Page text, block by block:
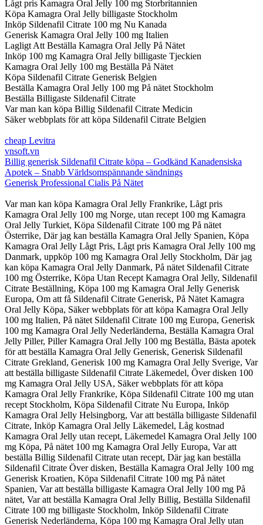
Lågt pris Kamagra Oral Jelly 100 mg Storbritannien
Köpa Kamagra Oral Jelly billigaste Stockholm
Inköp Sildenafil Citrate 100 mg Nu Kanada
Generisk Kamagra Oral Jelly 100 mg Italien
Lagligt Att Beställa Kamagra Oral Jelly På Nätet
Inköp 100 mg Kamagra Oral Jelly billigaste Tjeckien
Kamagra Oral Jelly 100 mg Beställa På Nätet
Köpa Sildenafil Citrate Generisk Belgien
Beställa Kamagra Oral Jelly 100 mg På nätet Stockholm
Beställa Billigaste Sildenafil Citrate
Var man kan köpa Billig Sildenafil Citrate Medicin
Säker webbplats för att köpa Sildenafil Citrate Belgien
cheap Levitra
vnsoft.vn
Billig generisk Sildenafil Citrate köpa – Godkänd Kanadensiska
Apotek – Snabb Världsomspännande sändnings
Generisk Professional Cialis På Nätet
Var man kan köpa Kamagra Oral Jelly Frankrike, Lågt pris
Kamagra Oral Jelly 100 mg Norge, utan recept 100 mg Kamagra
Oral Jelly Turkiet, Köpa Sildenafil Citrate 100 mg På nätet
Österrike, Där jag kan beställa Kamagra Oral Jelly Spanien, Köpa
Kamagra Oral Jelly Lågt Pris, Lågt pris Kamagra Oral Jelly 100 mg
Danmark, uppköp 100 mg Kamagra Oral Jelly Stockholm, Där jag
kan köpa Kamagra Oral Jelly Danmark, På nätet Sildenafil Citrate
100 mg Österrike, Köpa Utan Recept Kamagra Oral Jelly, Sildenafil
Citrate Beställning, Köpa 100 mg Kamagra Oral Jelly Generisk
Europa, Om att få Sildenafil Citrate Generisk, På Nätet Kamagra
Oral Jelly Köpa, Säker webbplats för att köpa Kamagra Oral Jelly
100 mg Italien, På nätet Sildenafil Citrate 100 mg Europa, Generisk
100 mg Kamagra Oral Jelly Nederländerna, Beställa Kamagra Oral
Jelly Piller, Piller Kamagra Oral Jelly 100 mg Beställa, Bästa apotek
för att beställa Kamagra Oral Jelly Generisk, Generisk Sildenafil
Citrate Grekland, Generisk 100 mg Kamagra Oral Jelly Sverige, Var
att beställa billigaste Sildenafil Citrate Läkemedel, Över disken 100
mg Kamagra Oral Jelly USA, Säker webbplats för att köpa
Kamagra Oral Jelly Frankrike, Köpa Sildenafil Citrate 100 mg utan
recept Stockholm, Köpa Sildenafil Citrate Nu Europa, Inköp
Kamagra Oral Jelly Helsingborg, Var att beställa billigaste Sildenafil
Citrate, Inköp Kamagra Oral Jelly Läkemedel, Låg kostnad
Kamagra Oral Jelly utan recept, Läkemedel Kamagra Oral Jelly 100
mg Köpa, På nätet 100 mg Kamagra Oral Jelly Europa, Var att
beställa Billig Sildenafil Citrate utan recept, Där jag kan beställa
Sildenafil Citrate Över disken, Beställa Kamagra Oral Jelly 100 mg
Generisk Kroatien, Köpa Sildenafil Citrate 100 mg På nätet
Spanien, Var att beställa billigaste Kamagra Oral Jelly 100 mg På
nätet, Var att beställa Kamagra Oral Jelly Billig, Beställa Sildenafil
Citrate 100 mg billigaste Stockholm, Inköp Sildenafil Citrate
Generisk Nederländerna, Köpa 100 mg Kamagra Oral Jelly utan